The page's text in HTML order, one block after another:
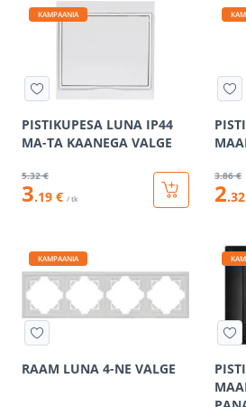
KAMPAANIA
PISTIKUPESA LUNA IP44
MA-TA KAANEGA VALGE
5.32 €
3.19 € / tk
3.86 €
2
KAMPAANIA
RAAM LUNA 4-NE VALGE